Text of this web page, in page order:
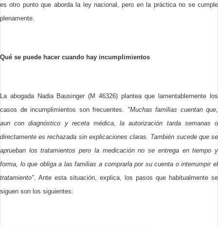
es otro punto que aborda la ley nacional, pero en la práctica no se cumple
plenamente.
Qué se puede hacer cuando hay incumplimientos
La abogada Nadia Bausinger (M 46326) plantea que lamentablemente los
casos de incumplimientos son frecuentes. "Muchas familias cuentan que,
aun con diagnóstico y receta médica, la autorización tarda semanas o
directamente es rechazada sin explicaciones claras. También sucede que se
aprueban los tratamientos pero la medicación no se entrega en tiempo y
forma, lo que obliga a las familias a comprarla por su cuenta o interrumpir el
tratamiento". Ante esta situación, explica, los pasos que habitualmente se
siguen son los siguientes: